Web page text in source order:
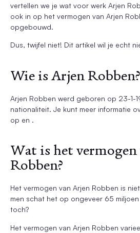
vertellen we je wat voor werk Arjen
ook in op het vermogen van Arjen
opgebouwd.
Dus, twijfel niet! Dit artikel wil je echt
Wie is Arjen Robben?
Arjen Robben werd geboren op 23-1-
nationaliteit. Je kunt meer informatie
op en .
Wat is het
Robben?
Het vermogen van Arjen Robben is
men schat het op ongeveer 65
toch?
Het vermogen van Arjen Robben